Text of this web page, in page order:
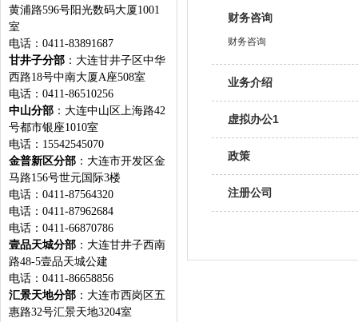
黄浦路596号阳光数码大厦1001
室
电话：0411-83891687
甘井子分部 ：大连甘井子区中华
西路18号中南大厦A座508室
电话：0411-86510256
中山分部 ：大连中山区上海路42
号都市银座1010室
电话：15542545070
金普新区分部 ：大连市开发区金
马路156号世元国际3楼
电话：0411-87564320
电话：0411-87962684
电话：0411-66870786
壹品天城分部 ：大连甘井子西南
路48-5壹品天城公建
电话：0411-86658856
汇景天地分部 ：大连市西岗区五
惠路32号汇景天地3204室
财务咨询
财务咨询
业务介绍
虚拟办公1
政策
注册公司